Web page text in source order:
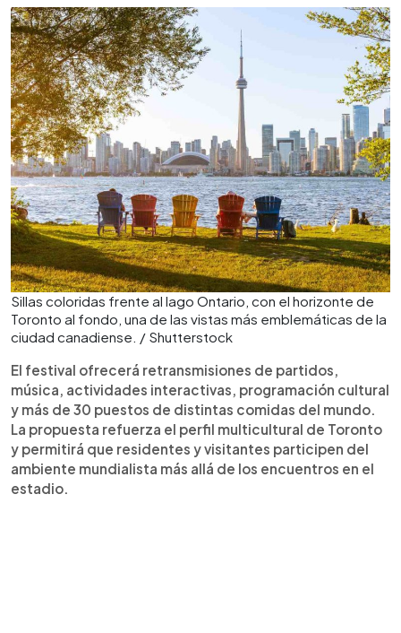
Sillas coloridas frente al lago Ontario, con el horizonte de
Toronto al fondo, una de las vistas más emblemáticas de la
ciudad canadiense. / Shutterstock
El festival ofrecerá retransmisiones de partidos,
música, actividades interactivas, programación cultural
y más de 30 puestos de distintas comidas del mundo.
La propuesta refuerza el perfil multicultural de Toronto
y permitirá que residentes y visitantes participen del
ambiente mundialista más allá de los encuentros en el
estadio.